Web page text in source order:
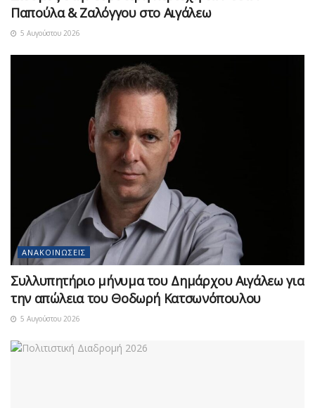
Παπούλα & Ζαλόγγου στο Αιγάλεω
5 Αυγούστου 2026
ΑΝΑΚΟΙΝΏΣΕΙΣ
Συλλυπητήριο μήνυμα του Δημάρχου Αιγάλεω για
την απώλεια του Θοδωρή Κατσωνόπουλου
5 Αυγούστου 2026